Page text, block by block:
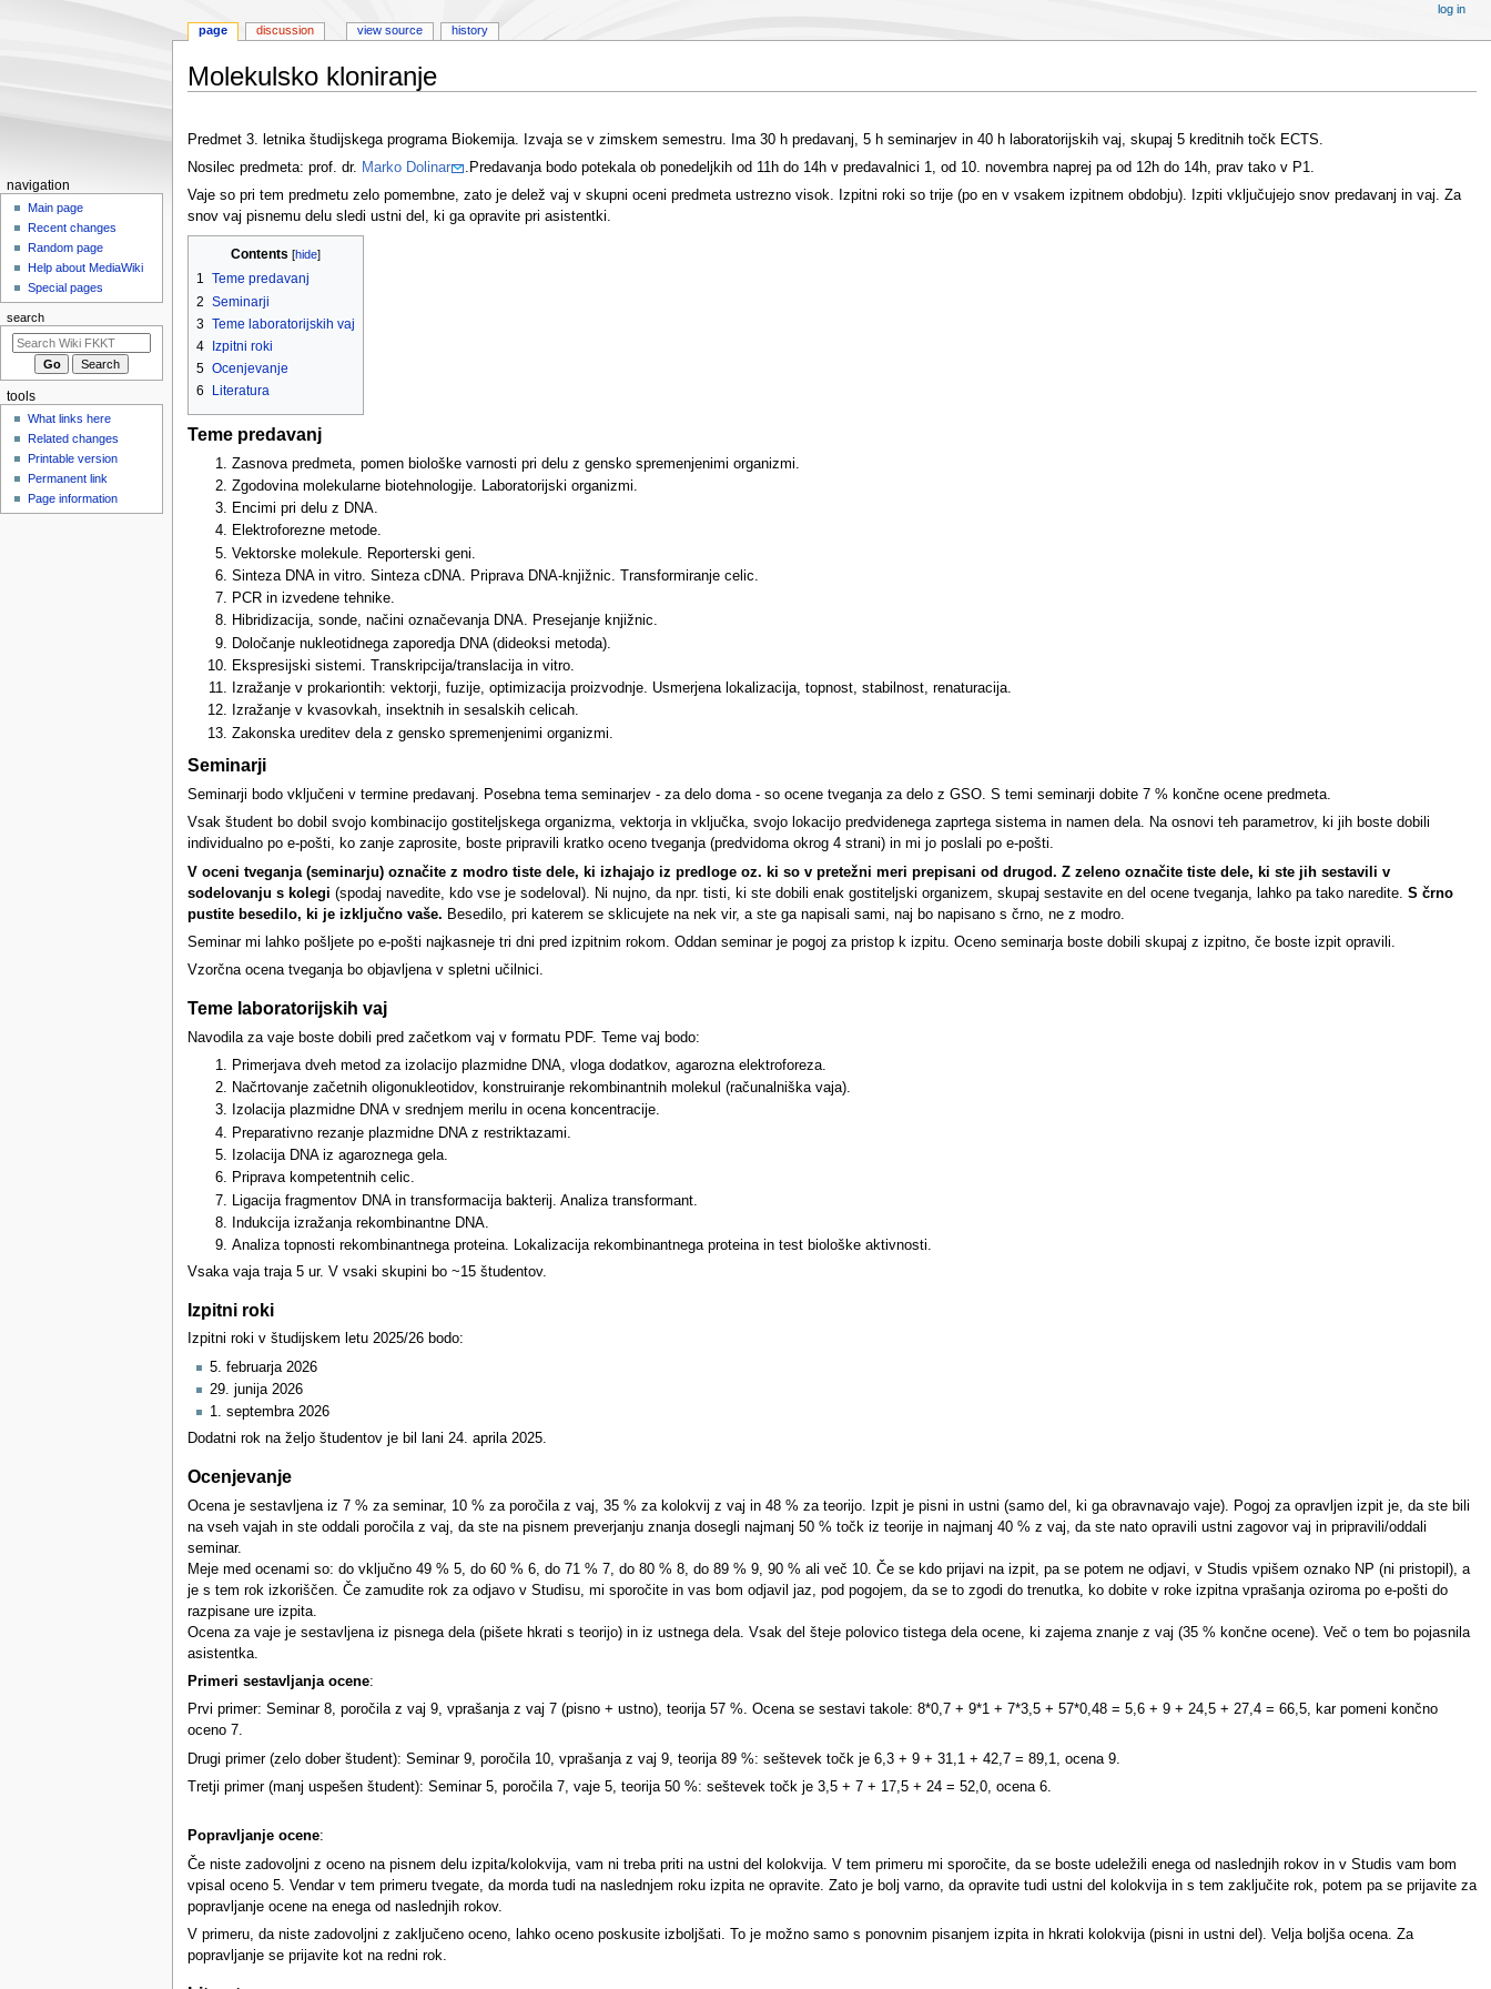
Molekulsko kloniranje
to
navigation
to
search
Predmet 3. letnika študijskega programa Biokemija. Izvaja se v zimskem semestru. Ima 30 h predavanj, 5 h seminarjev in 40 h laboratorijskih vaj, skupaj 5 kreditnih točk ECTS.
Nosilec predmeta: prof. dr. Marko Dolinar
.Predavanja bodo potekala ob ponedeljkih od 11h do 14h v predavalnici 1, od 10. novembra naprej pa od 12h do 14h, prav tako v P1.
Vaje so pri tem predmetu zelo pomembne, zato je delež vaj v skupni oceni predmeta ustrezno visok. Izpitni roki so trije (po en v vsakem izpitnem obdobju). Izpiti vključujejo snov predavanj in vaj. Za
snov vaj pisnemu delu sledi ustni del, ki ga opravite pri asistentki.
Contents
1 Teme predavanj
2 Seminarji
3 Teme laboratorijskih vaj
4
Izpitni roki
5 Ocenjevanje
6
Literatura
Teme predavanj
Zasnova predmeta, pomen biološke varnosti pri delu z gensko spremenjenimi organizmi.
Zgodovina molekularne biotehnologije. Laboratorijski organizmi.
Encimi pri delu z DNA.
Elektroforezne metode.
Vektorske molekule. Reporterski geni.
Sinteza DNA in vitro. Sinteza cDNA. Priprava DNA-knjižnic. Transformiranje celic.
PCR in izvedene tehnike.
Hibridizacija, sonde, načini označevanja DNA. Presejanje knjižnic.
Določanje nukleotidnega zaporedja DNA (dideoksi metoda).
Ekspresijski sistemi. Transkripcija/translacija in vitro.
Izražanje v prokariontih: vektorji, fuzije, optimizacija proizvodnje. Usmerjena lokalizacija, topnost, stabilnost, renaturacija.
Izražanje v kvasovkah, insektnih in sesalskih celicah.
Zakonska ureditev dela z gensko spremenjenimi organizmi.
Seminarji
Seminarji bodo vključeni v termine predavanj. Posebna tema seminarjev - za delo doma - so ocene tveganja za delo z GSO. S temi seminarji dobite 7 % končne ocene predmeta.
Vsak študent bo dobil svojo kombinacijo gostiteljskega organizma, vektorja in vključka, svojo lokacijo predvidenega zaprtega sistema in namen dela. Na osnovi teh parametrov, ki jih boste dobili
individualno po e-pošti, ko zanje zaprosite, boste pripravili kratko oceno tveganja (predvidoma okrog 4 strani) in mi jo poslali po e-pošti.
V oceni tveganja (seminarju) označite z modro tiste dele, ki izhajajo iz predloge oz. ki so v pretežni meri prepisani od drugod. Z zeleno označite tiste dele, ki ste jih sestavili v
sodelovanju s kolegi (spodaj navedite, kdo vse je sodeloval). Ni nujno, da npr. tisti, ki ste dobili enak gostiteljski organizem, skupaj sestavite en del ocene tveganja, lahko pa tako naredite. S črno
pustite besedilo, ki je izključno vaše. Besedilo, pri katerem se sklicujete na nek vir, a ste ga napisali sami, naj bo napisano s črno, ne z modro.
Seminar mi lahko pošljete po e-pošti najkasneje tri dni pred izpitnim rokom. Oddan seminar je pogoj za pristop k izpitu. Oceno seminarja boste dobili skupaj z izpitno, če boste izpit opravili.
Vzorčna ocena tveganja bo objavljena v spletni učilnici.
Teme laboratorijskih vaj
Navodila za vaje boste dobili pred začetkom vaj v formatu PDF. Teme vaj bodo:
Primerjava dveh metod za izolacijo plazmidne DNA, vloga dodatkov, agarozna elektroforeza.
Načrtovanje začetnih oligonukleotidov, konstruiranje rekombinantnih molekul (računalniška vaja).
Izolacija plazmidne DNA v srednjem merilu in ocena koncentracije.
Preparativno rezanje plazmidne DNA z restriktazami.
Izolacija DNA iz agaroznega gela.
Priprava kompetentnih celic.
Ligacija fragmentov DNA in transformacija bakterij. Analiza transformant.
Indukcija izražanja rekombinantne DNA.
Analiza topnosti rekombinantnega proteina. Lokalizacija rekombinantnega proteina in test biološke aktivnosti.
Vsaka vaja traja 5 ur. V vsaki skupini bo ~15 študentov.
Izpitni roki
Izpitni roki v študijskem letu 2025/26 bodo:
5. februarja 2026
29. junija 2026
1. septembra 2026
Dodatni rok na željo študentov je bil lani 24. aprila 2025.
Ocenjevanje
Ocena je sestavljena iz 7 % za seminar, 10 % za poročila z vaj, 35 % za kolokvij z vaj in 48 % za teorijo. Izpit je pisni in ustni (samo del, ki ga obravnavajo vaje). Pogoj za opravljen izpit je, da ste bili
na vseh vajah in ste oddali poročila z vaj, da ste na pisnem preverjanju znanja dosegli najmanj 50 % točk iz teorije in najmanj 40 % z vaj, da ste nato opravili ustni zagovor vaj in pripravili/oddali
seminar.
Meje med ocenami so: do vključno 49 % 5, do 60 % 6, do 71 % 7, do 80 % 8, do 89 % 9, 90 % ali več 10. Če se kdo prijavi na izpit, pa se potem ne odjavi, v Studis vpišem oznako NP (ni pristopil), a
je s tem rok izkoriščen. Če zamudite rok za odjavo v Studisu, mi sporočite in vas bom odjavil jaz, pod pogojem, da se to zgodi do trenutka, ko dobite v roke izpitna vprašanja oziroma po e-pošti do
razpisane ure izpita.
Ocena za vaje je sestavljena iz pisnega dela (pišete hkrati s teorijo) in iz ustnega dela. Vsak del šteje polovico tistega dela ocene, ki zajema znanje z vaj (35 % končne ocene). Več o tem bo pojasnila
asistentka.
Primeri sestavljanja ocene:
Prvi primer: Seminar 8, poročila z vaj 9, vprašanja z vaj 7 (pisno + ustno), teorija 57 %. Ocena se sestavi takole: 8*0,7 + 9*1 + 7*3,5 + 57*0,48 = 5,6 + 9 + 24,5 + 27,4 = 66,5, kar pomeni končno
oceno 7.
Drugi primer (zelo dober študent): Seminar 9, poročila 10, vprašanja z vaj 9, teorija 89 %: seštevek točk je 6,3 + 9 + 31,1 + 42,7 = 89,1, ocena 9.
Tretji primer (manj uspešen študent): Seminar 5, poročila 7, vaje 5, teorija 50 %: seštevek točk je 3,5 + 7 + 17,5 + 24 = 52,0, ocena 6.
Popravljanje ocene:
Če niste zadovoljni z oceno na pisnem delu izpita/kolokvija, vam ni treba priti na ustni del kolokvija. V tem primeru mi sporočite, da se boste udeležili enega od naslednjih rokov in v Studis vam bom
vpisal oceno 5. Vendar v tem primeru tvegate, da morda tudi na naslednjem roku izpita ne opravite. Zato je bolj varno, da opravite tudi ustni del kolokvija in s tem zaključite rok, potem pa se prijavite za
popravljanje ocene na enega od naslednjih rokov.
V primeru, da niste zadovoljni z zaključeno oceno, lahko oceno poskusite izboljšati. To je možno samo s ponovnim pisanjem izpita in hkrati kolokvija (pisni in ustni del). Velja boljša ocena. Za
popravljanje se prijavite kot na redni rok.
N
a
o
n
m
page discussion view source history
log in
navigation
Main page
Recent changes
Random page
Help about MediaWiki
Special pages
search
tools
What links here
Related changes
Printable version
Permanent link
Page information